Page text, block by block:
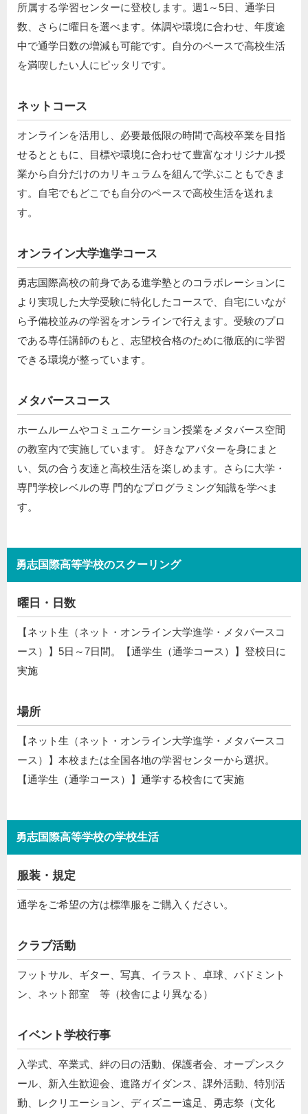
所属する学習センターに登校します。週1～5日、通学日
数、さらに曜日を選べます。体調や環境に合わせ、年度途
中で通学日数の増減も可能です。自分のペースで高校生活
を満喫したい人にピッタリです。
ネットコース
オンラインを活用し、必要最低限の時間で高校卒業を目指
せるとともに、目標や環境に合わせて豊富なオリジナル授
業から自分だけのカリキュラムを組んで学ぶこともできま
す。自宅でもどこでも自分のペースで高校生活を送れま
す。
オンライン大学進学コース
勇志国際高校の前身である進学塾とのコラボレーションに
より実現した大学受験に特化したコースで、自宅にいなが
ら予備校並みの学習をオンラインで行えます。受験のプロ
である専任講師のもと、志望校合格のために徹底的に学習
できる環境が整っています。
メタバースコース
ホームルームやコミュニケーション授業をメタバース空間
の教室内で実施しています。 好きなアバターを身にまと
い、気の合う友達と高校生活を楽しめます。さらに大学・
専門学校レベルの専 門的なプログラミング知識を学べま
す。
勇志国際高等学校のスクーリング
曜日・日数
【ネット生（ネット・オンライン大学進学・メタバースコ
ース）】5日～7日間。【通学生（通学コース）】登校日に
実施
場所
【ネット生（ネット・オンライン大学進学・メタバースコ
ース）】本校または全国各地の学習センターから選択。
【通学生（通学コース）】通学する校舎にて実施
勇志国際高等学校の学校生活
服装・規定
通学をご希望の方は標準服をご購入ください。
クラブ活動
フットサル、ギター、写真、イラスト、卓球、バドミント
ン、ネット部室 等（校舎により異なる）
イベント学校行事
入学式、卒業式、絆の日の活動、保護者会、オープンスク
ール、新入生歓迎会、進路ガイダンス、課外活動、特別活
動、レクリエーション、ディズニー遠足、勇志祭（文化